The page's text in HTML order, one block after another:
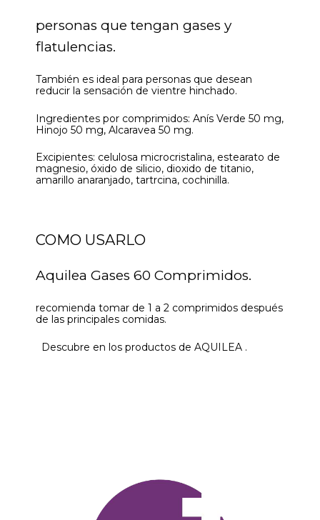
personas que tengan gases y
flatulencias.
También es ideal para personas que desean
reducir la sensación de vientre hinchado.
Ingredientes por comprimidos: Anís Verde 50 mg,
Hinojo 50 mg, Alcaravea 50 mg.
Excipientes: celulosa microcristalina, estearato de
magnesio, óxido de silicio, dioxido de titanio,
amarillo anaranjado, tartrcina, cochinilla.
COMO USARLO
Aquilea Gases 60 Comprimidos.
recomienda tomar de 1 a 2 comprimidos después
de las principales comidas.
Descubre en los productos de AQUILEA .